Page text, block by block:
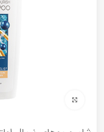
برای بزرگنمایی کلیک کنید